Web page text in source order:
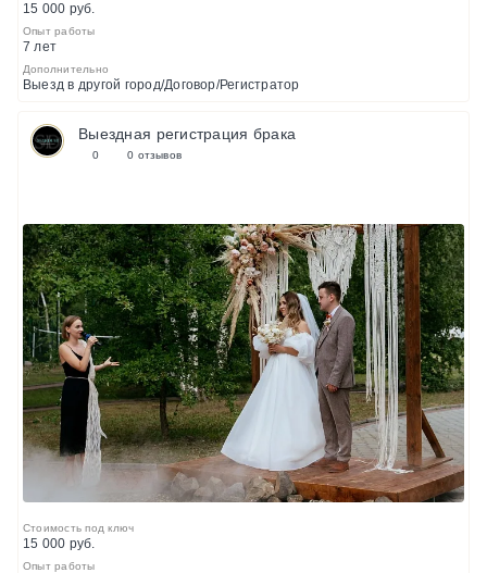
15 000 руб.
Опыт работы
7 лет
Дополнительно
Выезд в другой город/Договор/Регистратор
Выездная регистрация брака
0 0 отзывов
Стоимость под ключ
15 000 руб.
Опыт работы